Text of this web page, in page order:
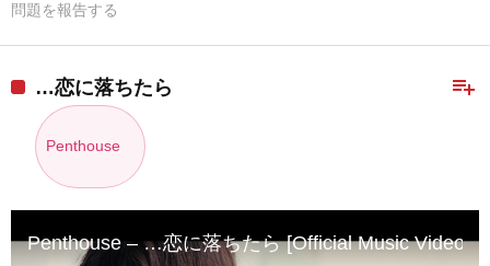
問題を報告する
playlist_add
…恋に落ちたら
Penthouse
Penthouse – …恋に落ちたら [Official Music Video]